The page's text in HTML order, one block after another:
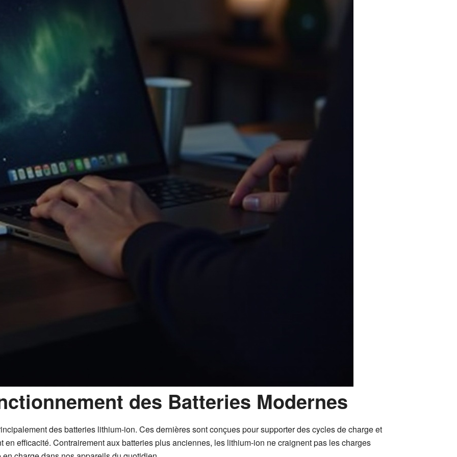
des Batteries Modernes
des batteries lithium-ion. Ces dernières sont conçues pour supporter des cycles de charge et
en efficacité. Contrairement aux batteries plus anciennes, les lithium-ion ne craignent pas les charges